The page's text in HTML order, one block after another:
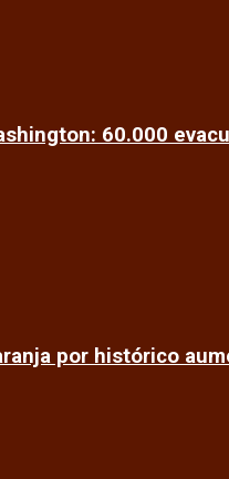
60.000
por histórico